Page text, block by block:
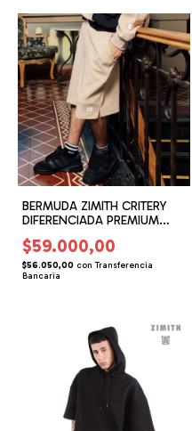
BERMUDA ZIMITH CRITERY
DIFERENCIADA PREMIUM
BASICS (ZH263506)
$59.000,00
$56.050,00 con Transferencia
Bancaria